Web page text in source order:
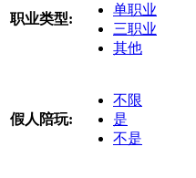
职业类型:
单职业
三职业
其他
假人陪玩:
不限
是
不是